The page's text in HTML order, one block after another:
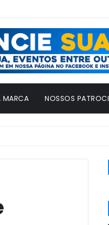
MARCA NOSSOS